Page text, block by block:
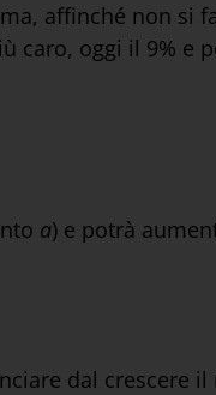
affinché non si
oggi il 9% e
a) e potrà
dal crescere